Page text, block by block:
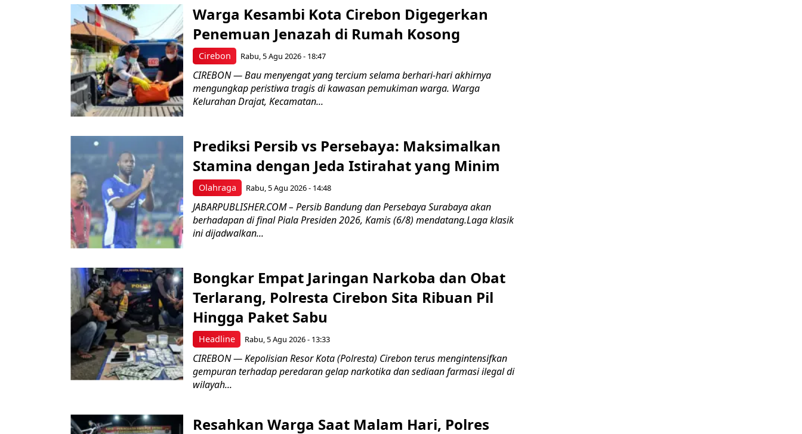
Cirebon
Warga Kesambi Kota Cirebon Digegerkan
Penemuan Jenazah di Rumah Kosong
Rabu, 5 Agu 2026 - 18:47
CIREBON — Bau menyengat yang tercium selama berhari-hari akhirnya
mengungkap peristiwa tragis di kawasan pemukiman warga. Warga
Kelurahan Drajat, Kecamatan...
Olahraga
Prediksi Persib vs Persebaya: Maksimalkan
Stamina dengan Jeda Istirahat yang Minim
Rabu, 5 Agu 2026 - 14:48
JABARPUBLISHER.COM – Persib Bandung dan Persebaya Surabaya akan
berhadapan di final Piala Presiden 2026, Kamis (6/8) mendatang.Laga klasik
ini dijadwalkan...
Headline
Bongkar Empat Jaringan Narkoba dan Obat
Terlarang, Polresta Cirebon Sita Ribuan Pil
Hingga Paket Sabu
Rabu, 5 Agu 2026 - 13:33
​CIREBON — Kepolisian Resor Kota (Polresta) Cirebon terus mengintensifkan
gempuran terhadap peredaran gelap narkotika dan sediaan farmasi ilegal di
wilayah...
Resahkan Warga Saat Malam Hari, Polres